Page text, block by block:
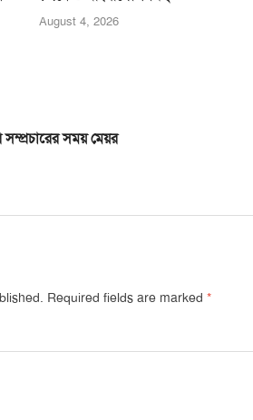
August 4, 2026
সম্প্রচারের সময় মেয়র
Required fields are marked *